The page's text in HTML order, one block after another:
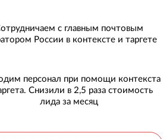
с главным почтовым
России в контексте и таргете
персонал при помощи контекста
Снизили в 2,5 раза стоимость
лида за месяц